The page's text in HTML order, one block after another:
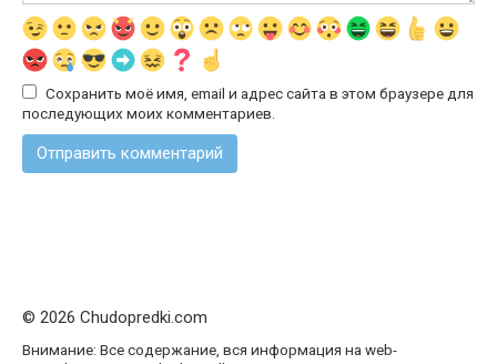
Сохранить моё имя, email и адрес сайта в этом браузере для
последующих моих комментариев.
© 2026 Chudopredki.com
Внимание: Все содержание, вся информация на web-